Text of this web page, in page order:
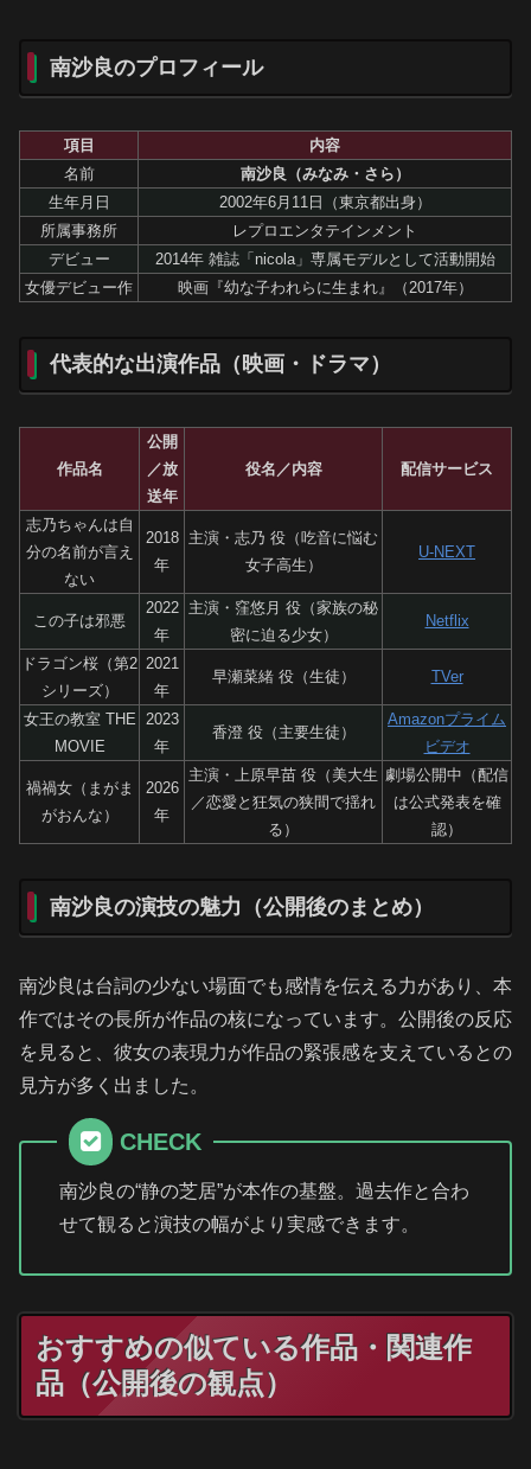
南沙良のプロフィール
項目
内容
名前
南沙良（みなみ・さら）
生年月日
2002年6月11日（東京都出身）
所属事務所
レプロエンタテインメント
デビュー
2014年 雑誌「nicola」専属モデルとして活動開始
女優デビュー作
映画『幼な子われらに生まれ』（2017年）
代表的な出演作品（映画・ドラマ）
作品名
公開
／放
送年
役名／内容 配信サービス
志乃ちゃんは自
分の名前が言え
ない
2018
年
主演・志乃 役（吃音に悩む
女子高生）
U-NEXT
この子は邪悪
2022
年
主演・窪悠月 役（家族の秘
密に迫る少女）
Netflix
ドラゴン桜（第2
シリーズ）
2021
年
早瀬菜緒 役（生徒） TVer
女王の教室 THE
MOVIE
2023
年
香澄 役（主要生徒）
Amazonプライム
ビデオ
禍禍女（まがま
がおんな）
2026
年
主演・上原早苗 役（美大生
／恋愛と狂気の狭間で揺れ
る）
劇場公開中（配信
は公式発表を確
認）
南沙良の演技の魅力（公開後のまとめ）
南沙良は台詞の少ない場面でも感情を伝える力があり、本
作ではその長所が作品の核になっています。公開後の反応
を見ると、彼女の表現力が作品の緊張感を支えているとの
見方が多く出ました。
CHECK
南沙良の“静の芝居”が本作の基盤。過去作と合わ
せて観ると演技の幅がより実感できます。
おすすめの似ている作品・関連作
品（公開後の観点）